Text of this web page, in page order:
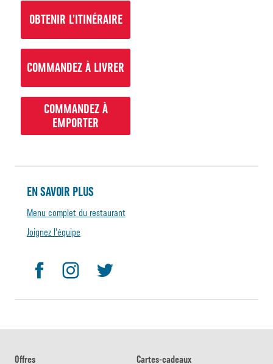
OBTENIR L’ITINÉRAIRE
COMMANDEZ À LIVRER
COMMANDEZ À
EMPORTER
EN SAVOIR PLUS
Menu complet du restaurant
Joignez l'équipe
Offres Cartes-cadeaux